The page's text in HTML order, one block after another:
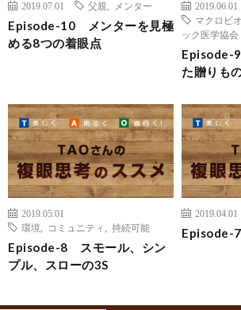
2019.07.01 父親 メンター
Episode-10 メンターを見極
める8つの着眼点
2019.06.01
マクロビ
ック医学協会
Episode-
た贈りも
2019.05.01
環境
コミュニティ 持続可能
Episode-8 スモール、シン
プル、スローの3S
2019.04.01
Episode-